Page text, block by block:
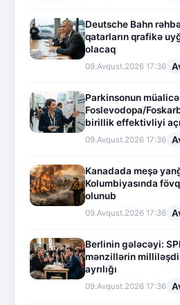
Deutsche Bahn
qatarların qrafikə
olacaq
09.Avqust.2026 17:36
Parkinsonun
Foslevodopa/
birillik effektivliyi
09.Avqust.2026 17:36
Kanadada meşə
Kolumbiyasında
olunub
09.Avqust.2026 17:36
Berlinin gələcəyi:
mənzillərin
ayrılığı
09.Avqust.2026 17:36